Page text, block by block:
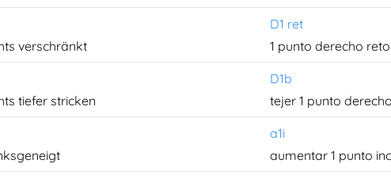
D1 ret
verschränkt
1 punto derecho
D1b
tiefer stricken
tejer 1 punto
a1i
aumentar 1 punto